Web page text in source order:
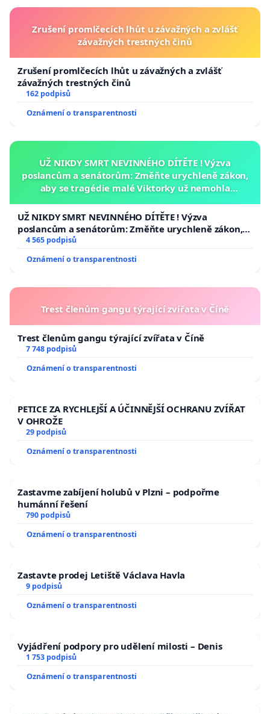
Zrušení promlčecích lhůt u závažných a zvlášť
závažných trestných činů
Zrušení promlčecích lhůt u závažných a zvlášť
závažných trestných činů
162 podpisů
Oznámení o transparentnosti
UŽ NIKDY SMRT NEVINNÉHO DÍTĚTE ! Výzva
poslancům a senátorům: Změňte urychleně zákon,
aby se tragédie malé Viktorky už nemohla
UŽ NIKDY SMRT NEVINNÉHO DÍTĚTE ! Výzva
poslancům a senátorům: Změňte urychleně zákon,
aby se tragédie malé Viktorky už nemohla opakovat!
4 565 podpisů
Oznámení o transparentnosti
Trest členům gangu týrající zvířata v Číně
Trest členům gangu týrající zvířata v Číně
7 748 podpisů
Oznámení o transparentnosti
PETICE ZA RYCHLEJŠÍ A ÚČINNĚJŠÍ OCHRANU ZVÍŘAT
V OHROŽE
29 podpisů
Oznámení o transparentnosti
Zastavme zabíjení holubů v Plzni – podpořme
humánní řešení
790 podpisů
Oznámení o transparentnosti
Zastavte prodej Letiště Václava Havla
9 podpisů
Oznámení o transparentnosti
Vyjádření podpory pro udělení milosti – Denis
1 753 podpisů
Oznámení o transparentnosti